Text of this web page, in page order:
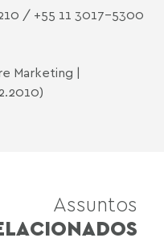
/ +55 11 3017-5300
Marketing |
Assuntos